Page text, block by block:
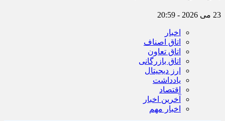
23 می 2026 - 20:59
اخبار
اتاق اصناف
اتاق تعاون
اتاق بازرگانی
ارز دیجیتال
یادداشت
اقتصاد
آخرین اخبار
اخبار مهم